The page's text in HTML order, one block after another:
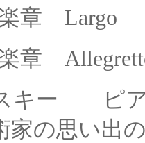
Largo
スキー
ピ
家の思い出